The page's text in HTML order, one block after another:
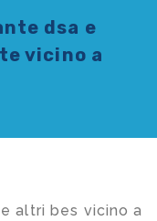
dsa e
vicino a
altri bes vicino a